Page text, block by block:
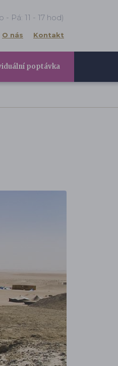
- Pá: 11 - 17 hod)
O nás Kontakt
poptávka